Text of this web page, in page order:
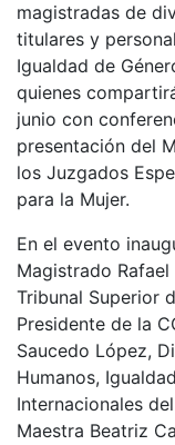
magistradas de
titulares y
Igualdad de
quienes
junio con
presentación del
los Juzgados
para la Mujer.
En el evento
Magistrado
Tribunal Superior
Presidente de la
Saucedo López,
Humanos,
Internacionales
Maestra Beatriz